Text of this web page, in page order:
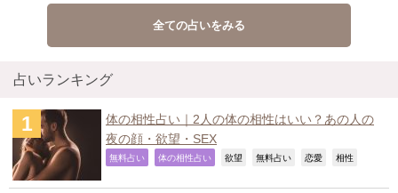
全ての占いをみる
占いランキング
体の相性占い｜2人の体の相性はいい？あの人の
夜の顔・欲望・SEX
無料占い 体の相性占い 欲望 無料占い 恋愛 相性